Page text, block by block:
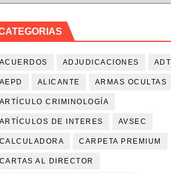
Urban de Castelló
ACUERDOS ADJUDICACIONES ADT
AEPD ALICANTE ARMAS OCULTAS
ARTÍCULO CRIMINOLOGÍA
ARTÍCULOS DE INTERES AVSEC
CALCULADORA CARPETA PREMIUM
CARTAS AL DIRECTOR